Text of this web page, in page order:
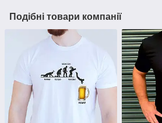
Подібні товари компанії